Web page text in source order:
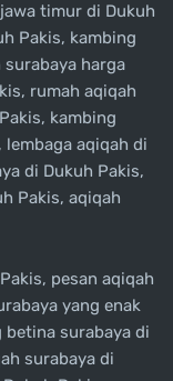
timur di Dukuh
Pakis, kambing
harga
rumah aqiqah
kambing
aqiqah di
di Dukuh Pakis,
Pakis, aqiqah
pesan aqiqah
yang enak
betina surabaya di
surabaya di